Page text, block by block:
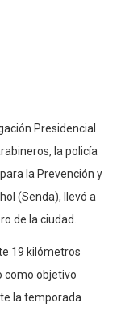
Presidencial
la policía
la Prevención y
(Senda), llevó a
de la ciudad.
19 kilómetros
como objetivo
la temporada